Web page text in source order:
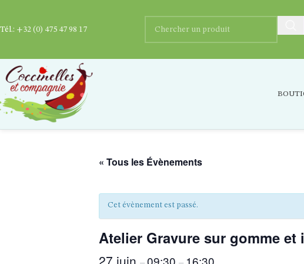
« Tous les Évènements
Cet évènement est passé.
Atelier Gravure sur gomme
Tél.: +32 (0) 475 47 98 17